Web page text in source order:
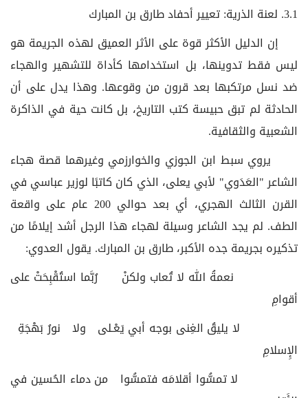
3.1. لعنة الذرية: تعيير أحفاد طارق بن المبارك
إن الدليل الأكثر قوة على الأثر العميق لهذه الجريمة هو
ليس فقط تدوينها، بل استخدامها كأداة للتشهير والهجاء
ضد نسل مرتكبها بعد قرون من وقوعها. وهذا يدل على أن
الحادثة لم تبق حبيسة كتب التاريخ، بل كانت حية في الذاكرة
الشعبية والثقافية.
يروي سبط ابن الجوزي والخوارزمي وغيرهما قصة هجاء
الشاعر "العَدَوي" لأبي يعلى، الذي كان كاتبًا لوزير عباسي في
القرن الثالث الهجري، أي بعد حوالي 200 عام على واقعة
الطف. لم يجد الشاعر وسيلة لهجاء هذا الرجل أشد إيلامًا من
تذكيره بجريمة جده الأكبر، طارق بن المبارك. يقول العدوي:
نعمةُ الله لا تُعاب ولكنْ رُبَّما استُقْبِحَتْ على
أقوامِ
لا يليقُ الغِنى بوجه أبي يَعْـلى ولا نورُ بَهْجَةِ
الإِسلامِ
لا تمسُّوا أقلامَه فتمسُّوا من دماء الحُسين في